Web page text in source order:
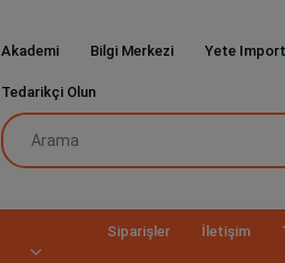
Akademi Bilgi Merkezi Yete Import
Tedarikçi Olun
Siparişler İletişim